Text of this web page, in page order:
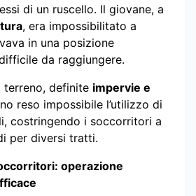
di un ruscello. Il giovane, a
, era impossibilitato a
in una posizione
da raggiungere.
terreno, definite impervie e
reso impossibile l’utilizzo di
costringendo i soccorritori a
per diversi tratti.
operazione